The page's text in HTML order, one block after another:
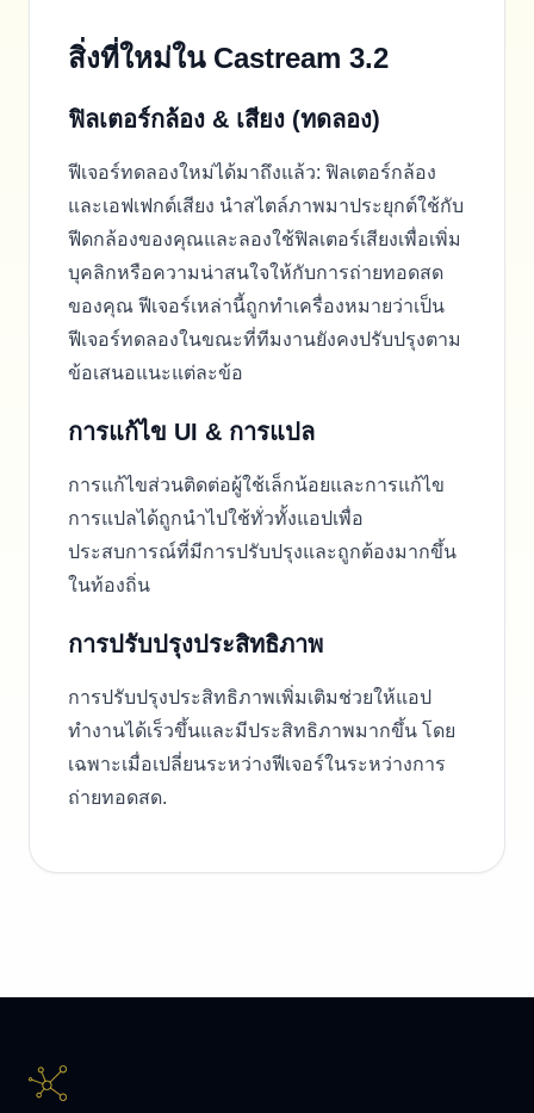
สิ่งที่ใหม่ใน Castream 3.2
ฟิลเตอร์กล้อง & เสียง (ทดลอง)
ฟีเจอร์ทดลองใหม่ได้มาถึงแล้ว: ฟิลเตอร์กล้อง
และเอฟเฟกต์เสียง นำสไตล์ภาพมาประยุกต์ใช้กับ
ฟีดกล้องของคุณและลองใช้ฟิลเตอร์เสียงเพื่อเพิ่ม
บุคลิกหรือความน่าสนใจให้กับการถ่ายทอดสด
ของคุณ ฟีเจอร์เหล่านี้ถูกทำเครื่องหมายว่าเป็น
ฟีเจอร์ทดลองในขณะที่ทีมงานยังคงปรับปรุงตาม
ข้อเสนอแนะแต่ละข้อ
การแก้ไข UI & การแปล
การแก้ไขส่วนติดต่อผู้ใช้เล็กน้อยและการแก้ไข
การแปลได้ถูกนำไปใช้ทั่วทั้งแอปเพื่อ
ประสบการณ์ที่มีการปรับปรุงและถูกต้องมากขึ้น
ในท้องถิ่น
การปรับปรุงประสิทธิภาพ
การปรับปรุงประสิทธิภาพเพิ่มเติมช่วยให้แอป
ทำงานได้เร็วขึ้นและมีประสิทธิภาพมากขึ้น โดย
เฉพาะเมื่อเปลี่ยนระหว่างฟีเจอร์ในระหว่างการ
ถ่ายทอดสด.